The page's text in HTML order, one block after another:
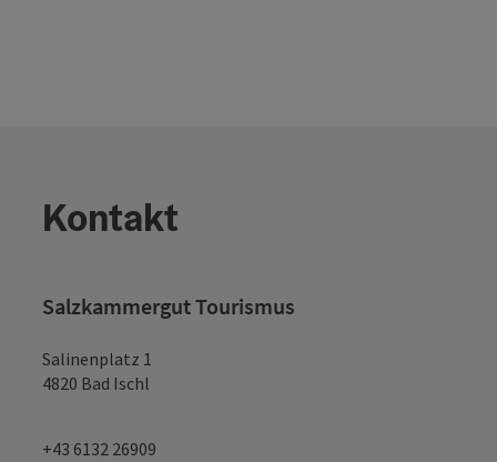
Kontakt
Salzkammergut Tourismus
Salinenplatz 1
4820 Bad Ischl
+43 6132 26909